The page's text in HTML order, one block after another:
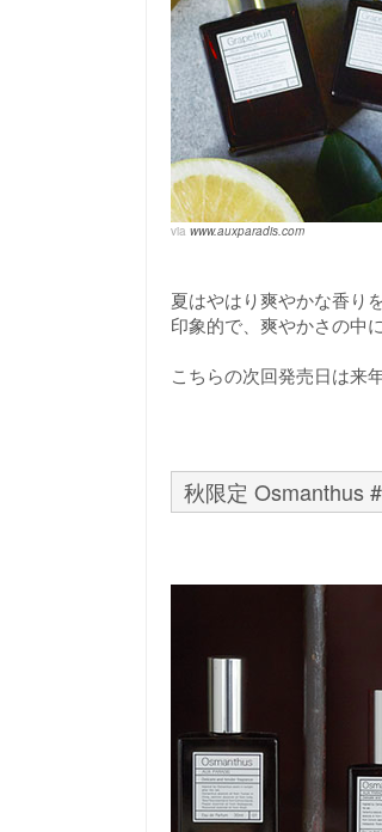
via www.auxparadis.com
夏はやはり爽やかな香り
印象的で、爽やかさの中
こちらの次回発売日は来
秋限定 Osmanthus